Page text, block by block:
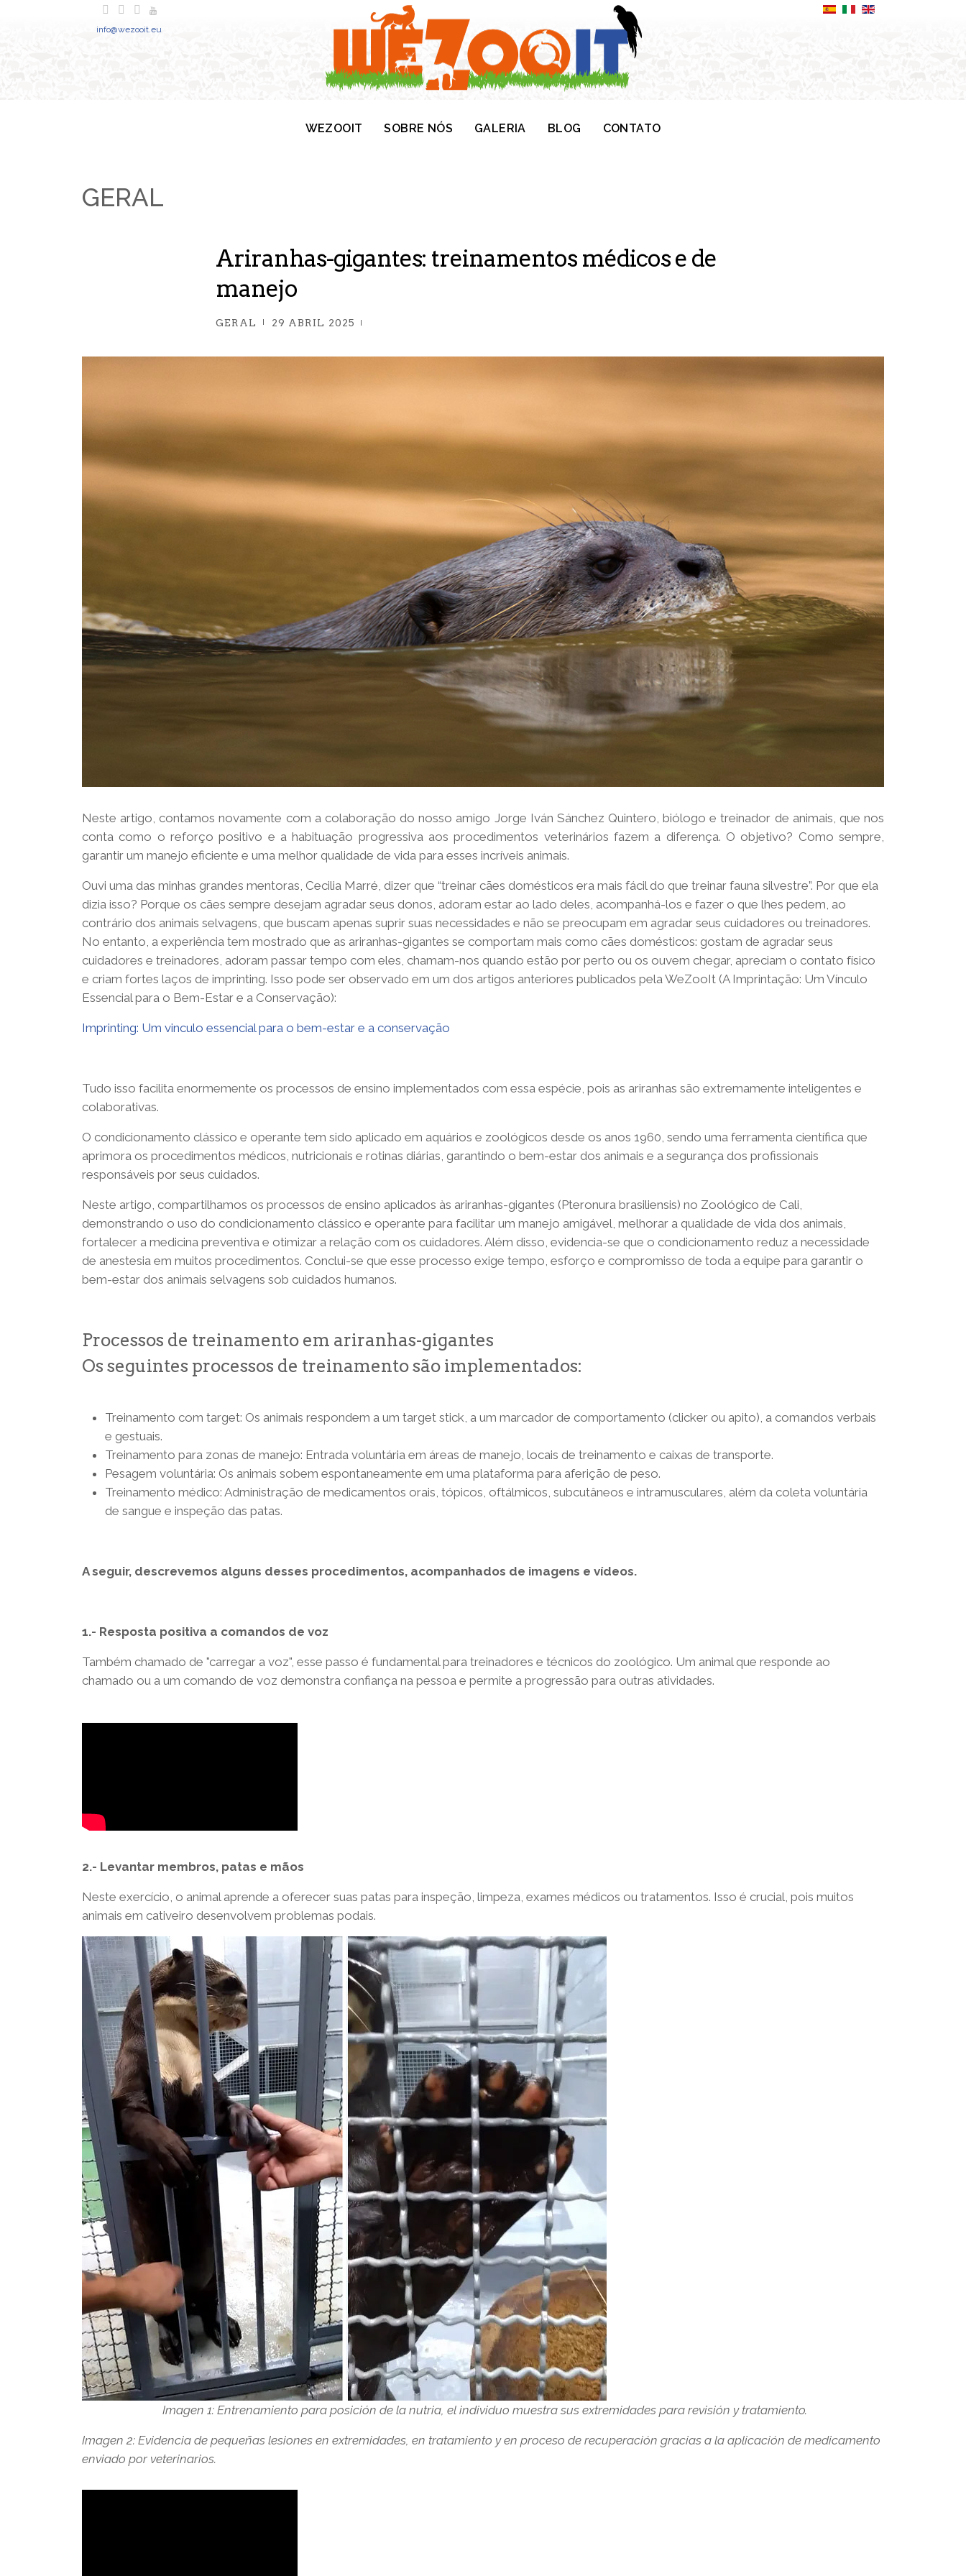
info@wezooit.eu
WEZOOIT SOBRE NÓS GALERIA BLOG CONTATO
GERAL
Ariranhas-gigantes: treinamentos médicos e de
manejo
GERAL 29 ABRIL 2025
Neste artigo, contamos novamente com a colaboração do nosso amigo Jorge Iván Sánchez Quintero, biólogo e treinador de animais, que nos
conta como o reforço positivo e a habituação progressiva aos procedimentos veterinários fazem a diferença. O objetivo? Como sempre,
garantir um manejo eficiente e uma melhor qualidade de vida para esses incríveis animais.
Ouvi uma das minhas grandes mentoras, Cecilia Marré, dizer que “treinar cães domésticos era mais fácil do que treinar fauna silvestre”. Por que ela
dizia isso? Porque os cães sempre desejam agradar seus donos, adoram estar ao lado deles, acompanhá-los e fazer o que lhes pedem, ao
contrário dos animais selvagens, que buscam apenas suprir suas necessidades e não se preocupam em agradar seus cuidadores ou treinadores.
No entanto, a experiência tem mostrado que as ariranhas-gigantes se comportam mais como cães domésticos: gostam de agradar seus
cuidadores e treinadores, adoram passar tempo com eles, chamam-nos quando estão por perto ou os ouvem chegar, apreciam o contato físico
e criam fortes laços de imprinting. Isso pode ser observado em um dos artigos anteriores publicados pela WeZooIt (A Imprintação: Um Vínculo
Essencial para o Bem-Estar e a Conservação):
Imprinting: Um vinculo essencial para o bem-estar e a conservação
Tudo isso facilita enormemente os processos de ensino implementados com essa espécie, pois as ariranhas são extremamente inteligentes e
colaborativas.
O condicionamento clássico e operante tem sido aplicado em aquários e zoológicos desde os anos 1960, sendo uma ferramenta científica que
aprimora os procedimentos médicos, nutricionais e rotinas diárias, garantindo o bem-estar dos animais e a segurança dos profissionais
responsáveis por seus cuidados.
Neste artigo, compartilhamos os processos de ensino aplicados às ariranhas-gigantes (Pteronura brasiliensis) no Zoológico de Cali,
demonstrando o uso do condicionamento clássico e operante para facilitar um manejo amigável, melhorar a qualidade de vida dos animais,
fortalecer a medicina preventiva e otimizar a relação com os cuidadores. Além disso, evidencia-se que o condicionamento reduz a necessidade
de anestesia em muitos procedimentos. Conclui-se que esse processo exige tempo, esforço e compromisso de toda a equipe para garantir o
bem-estar dos animais selvagens sob cuidados humanos.
Processos de treinamento em ariranhas-gigantes
Os seguintes processos de treinamento são implementados:
Treinamento com target: Os animais respondem a um target stick, a um marcador de comportamento (clicker ou apito), a comandos verbais
e gestuais.
Treinamento para zonas de manejo: Entrada voluntária em áreas de manejo, locais de treinamento e caixas de transporte.
Pesagem voluntária: Os animais sobem espontaneamente em uma plataforma para aferição de peso.
Treinamento médico: Administração de medicamentos orais, tópicos, oftálmicos, subcutâneos e intramusculares, além da coleta voluntária
de sangue e inspeção das patas.
A seguir, descrevemos alguns desses procedimentos, acompanhados de imagens e vídeos.
1.- Resposta positiva a comandos de voz
Também chamado de "carregar a voz", esse passo é fundamental para treinadores e técnicos do zoológico. Um animal que responde ao
chamado ou a um comando de voz demonstra confiança na pessoa e permite a progressão para outras atividades.
2.- Levantar membros, patas e mãos
Neste exercício, o animal aprende a oferecer suas patas para inspeção, limpeza, exames médicos ou tratamentos. Isso é crucial, pois muitos
animais em cativeiro desenvolvem problemas podais.
Imagen 1: Entrenamiento para posición de la nutria, el individuo muestra sus extremidades para revisión y tratamiento.
Imagen 2: Evidencia de pequeñas lesiones en extremidades, en tratamiento y en proceso de recuperación gracias a la aplicación de medicamento
enviado por veterinarios.